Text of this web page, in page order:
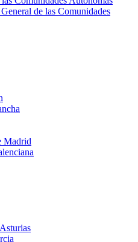
de las Comunidades
Madrid